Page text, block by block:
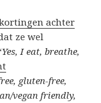
achter
ze wel
Yes, I eat, breathe,
gluten-free,
vegan friendly,